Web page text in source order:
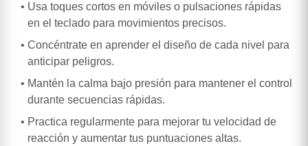
Usa toques cortos en móviles o pulsaciones rápidas
en el teclado para movimientos precisos.
Concéntrate en aprender el diseño de cada nivel para
anticipar peligros.
Mantén la calma bajo presión para mantener el control
durante secuencias rápidas.
Practica regularmente para mejorar tu velocidad de
reacción y aumentar tus puntuaciones altas.